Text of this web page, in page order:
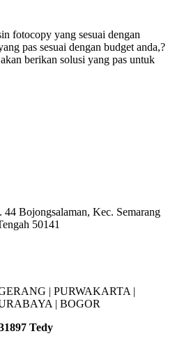
fotocopy yang sesuai dengan
pas sesuai dengan budget anda,?
berikan solusi yang pas untuk
Bojongsalaman, Kec. Semarang
50141
| PURWAKARTA |
| BOGOR
Tedy